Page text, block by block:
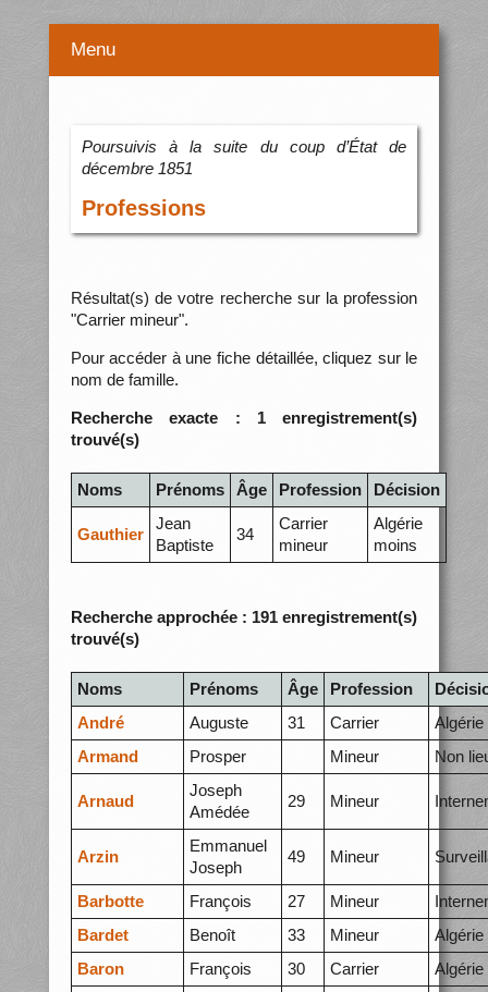
Menu
Poursuivis à la suite du coup d’État de
décembre 1851
Professions
Résultat(s) de votre recherche sur la profession
"Carrier mineur".
Pour accéder à une fiche détaillée, cliquez sur le
nom de famille.
Recherche exacte : 1 enregistrement(s)
trouvé(s)
Noms Prénoms Âge Profession Décision
Gauthier
Jean
Baptiste
34
Carrier
mineur
Algérie
moins
Recherche approchée : 191 enregistrement(s)
trouvé(s)
Noms Prénoms Âge Profession
André
Auguste 31 Carrier
Algérie
Armand
Prosper Mineur Non
Arnaud
Joseph
Amédée
29 Mineur
Arzin
Emmanuel
Joseph
49 Mineur
Barbotte François 27 Mineur
Bardet
Benoît 33 Mineur
Algérie
Baron
François 30 Carrier
Algérie